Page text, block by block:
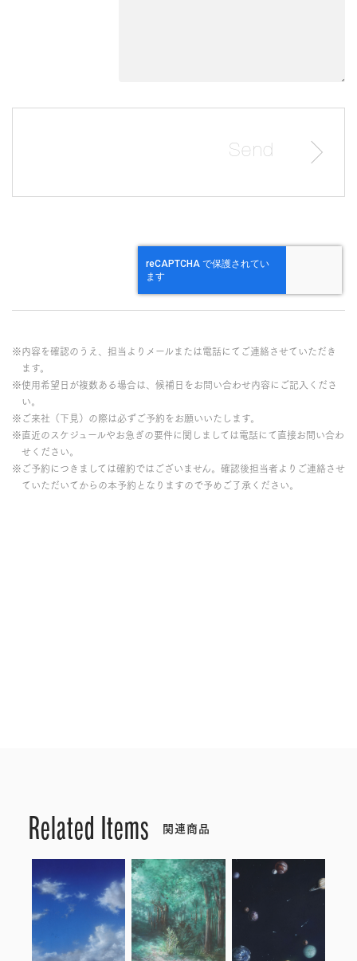
※内容を確認のうえ、担当よりメールまたは電話にてご連絡させていただき
ます。
※使用希望日が複数ある場合は、候補日をお問い合わせ内容にご記入くださ
い。
※ご来社（下見）の際は必ずご予約をお願いいたします。
※直近のスケジュールやお急ぎの要件に関しましては電話にて直接お問い合わ
せください。
※ご予約につきましては確約ではございません。確認後担当者よりご連絡させ
ていただいてからの本予約となりますので予めご了承ください。
Related Items 関連商品